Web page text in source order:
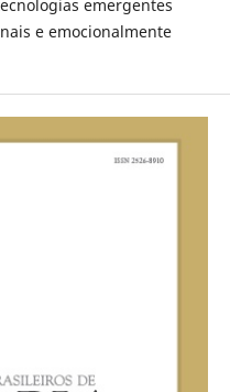
emergentes
e emocionalmente